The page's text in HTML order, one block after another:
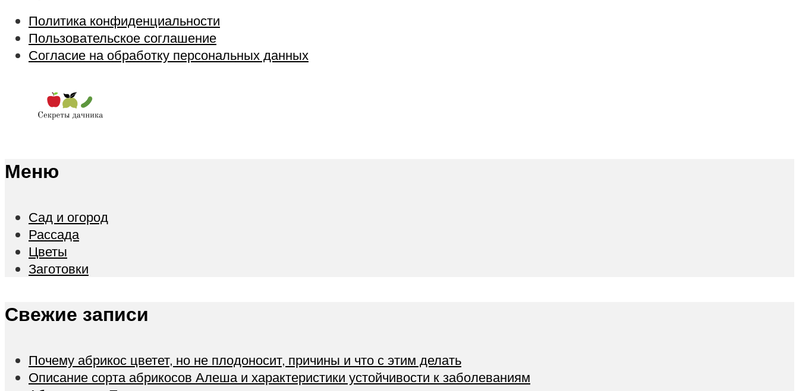
Политика конфиденциальности
Пользовательское соглашение
Согласие на обработку персональных данных
Меню
Сад и огород
Рассада
Цветы
Заготовки
Свежие записи
Почему абрикос цветет, но не плодоносит, причины и что с этим делать
Описание сорта абрикосов Алеша и характеристики устойчивости к заболеваниям